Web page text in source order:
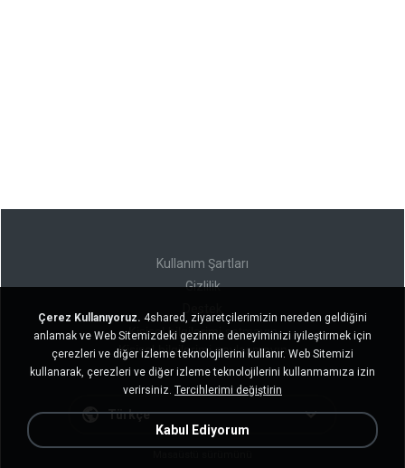
Kullanım Şartları
Gizlilik
Kişisel bilgilerimi satmayın
Kişisel bilgilerimi paylaşmayın
Türkçe
Çerez Kullanıyoruz. 4shared, ziyaretçilerimizin nereden geldiğini
anlamak ve Web Sitemizdeki gezinme deneyiminizi iyileştirmek için
çerezleri ve diğer izleme teknolojilerini kullanır. Web Sitemizi
kullanarak, çerezleri ve diğer izleme teknolojilerini kullanmamıza izin
verirsiniz. Tercihlerimi değiştirin
Kabul Ediyorum